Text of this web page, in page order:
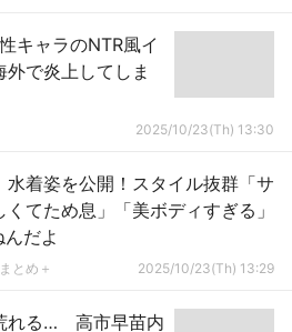
キャラのNTR風イ
で炎上してしま
2025/10/23(Th) 13:30
着姿を公開！スタイル抜群「サ
てため息」「美ボディすぎる」
ゃねんだよ
とめ＋ 2025/10/23(Th) 13:29
れる… 高市早苗内